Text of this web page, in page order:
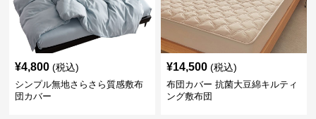
¥4,800 (税込)
シンプル無地さらさら質感敷布
団カバー
¥14,500 (税込)
布団カバー 抗菌大豆綿キルティ
ング敷布団